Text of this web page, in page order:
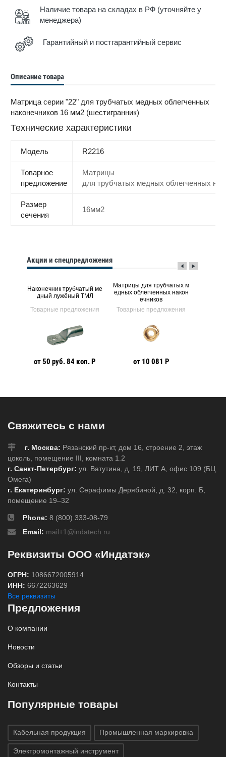
Наличие товара на складах в РФ (уточняйте у
менеджера)
Гарантийный и постгарантийный сервис
Описание товара
Матрица серии "22" для трубчатых медных облегченных
наконечников 16 мм2 (шестигранник)
Технические характеристики
Модель R2216
Товарное
предложение
Матрицы
для трубчатых медных облегченных
Размер
сечения
16мм2
Акции и спецпредложения
Наконечник трубчатый ме
дный лужёный ТМЛ
Товарные предложения
от 50 руб. 84 коп. Р
Матрицы для трубчатых м
едных облегченных након
ечников
Товарные предложения
от 10 081 Р
Свяжитесь с нами
г. Москва: Рязанский пр-кт, дом 16, строение 2, этаж
цоколь, помещение III, комната 1.2
г. Санкт-Петербург: ул. Ватутина, д. 19, ЛИТ А, офис 109 (БЦ
Омега)
г. Екатеринбург: ул. Серафимы Дерябиной, д. 32, корп. Б,
помещение 19–32
Phone: 8 (800) 333-08-79
Email: mail+1@indatech.ru
Реквизиты ООО «Индатэк»
ОГРН: 1086672005914
ИНН: 6672263629
Все реквизиты
Предложения
О компании
Новости
Обзоры и статьи
Контакты
Популярные товары
Кабельная продукция Промышленная маркировка
Электромонтажный инструмент